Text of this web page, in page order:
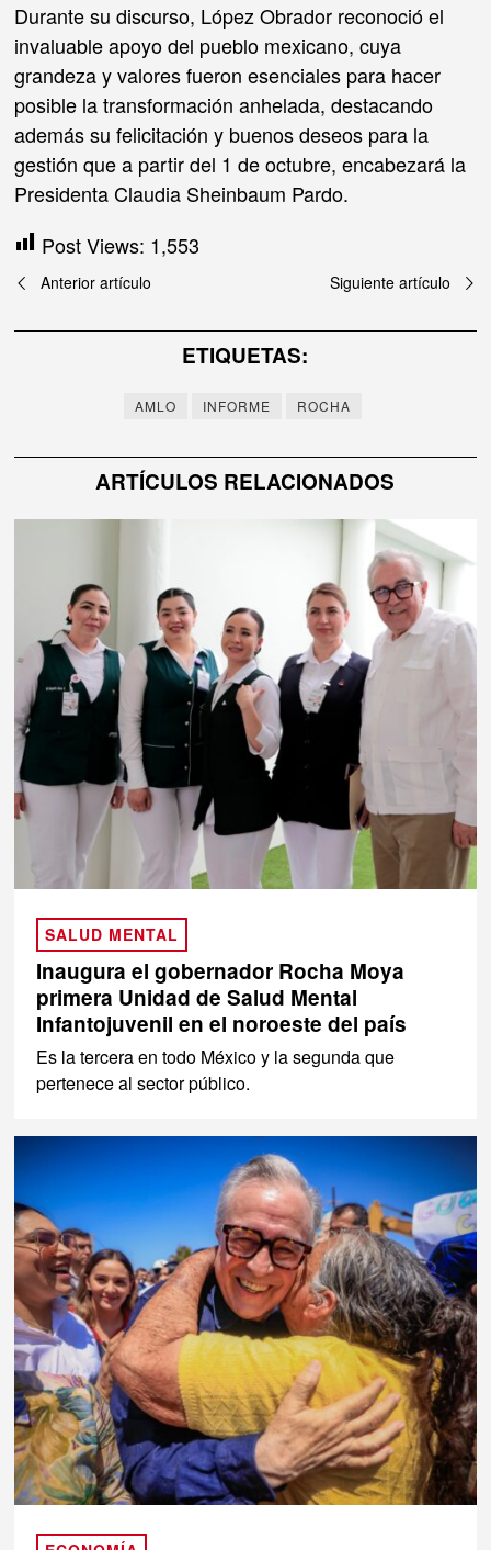
Durante su discurso, López Obrador reconoció el
invaluable apoyo del pueblo mexicano, cuya
grandeza y valores fueron esenciales para hacer
posible la transformación anhelada, destacando
además su felicitación y buenos deseos para la
gestión que a partir del 1 de octubre, encabezará la
Presidenta Claudia Sheinbaum Pardo.
Post Views: 1,553
Navegación
de
Anterior artículo Siguiente artículo
ETIQUETAS:
AMLO INFORME ROCHA
ARTÍCULOS RELACIONADOS
SALUD MENTAL
Inaugura el gobernador Rocha Moya
primera Unidad de Salud Mental
Infantojuvenil en el noroeste del país
Es la tercera en todo México y la segunda que
pertenece al sector público.